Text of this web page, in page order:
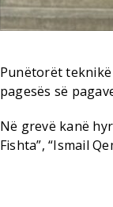
Punëtorët
pagesës së
Në grevë kanë
Fishta”, “Ismail